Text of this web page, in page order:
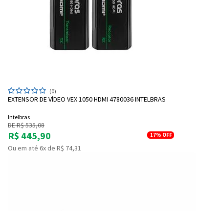
(0)
EXTENSOR DE VÍDEO VEX 1050 HDMI 4780036 INTELBRAS
Intelbras
DE R$ 535,08
R$ 445,90 17% OFF
Ou em até 6x de R$ 74,31